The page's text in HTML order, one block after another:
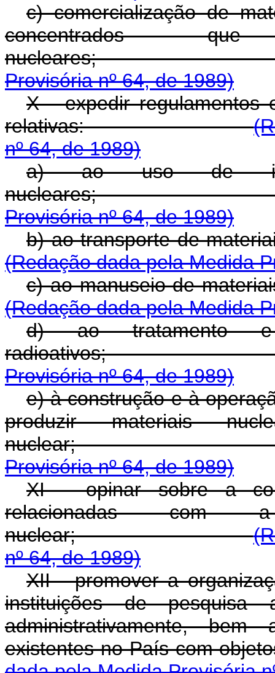
c) comercialização de
concentrados
Provisória nº 64, de 1989)
X - expedir regulamentos
relativas:
nº 64, de 1989)
a) ao uso de
Provisória nº 64, de 1989)
b) ao transporte
(Redação dada pela Medida
c) ao manuseio
(Redação dada pela Medida
d) ao tratamento
Provisória nº 64, de 1989)
e) à construção e à
produzir materiais
Provisória nº 64, de 1989)
XI - opinar sobre a
relacionadas com
nuclear;
nº 64, de 1989)
XII - promover a
instituições de
administrativamente,
existentes no País